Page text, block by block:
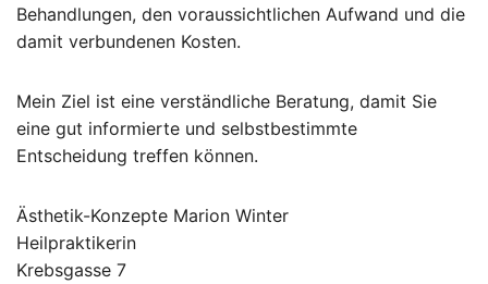
Behandlungen, den voraussichtlichen Aufwand und die
damit verbundenen Kosten.
Mein Ziel ist eine verständliche Beratung, damit Sie
eine gut informierte und selbstbestimmte
Entscheidung treffen können.
Ästhetik-Konzepte Marion Winter
Heilpraktikerin
Krebsgasse 7